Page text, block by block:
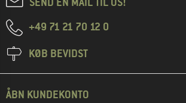
+49 71 21 70 12 0
KØB BEVIDST
ÅBN KUNDEKONTO